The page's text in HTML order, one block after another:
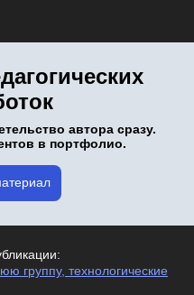
автора сразу.
в портфолио.
группу, технологические